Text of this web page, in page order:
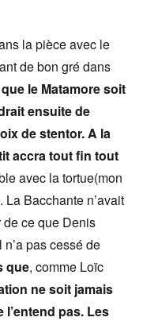
la pièce avec le
de bon gré dans
le Matamore soit
ensuite de
de stentor. A la
accra tout fin tout
avec la tortue(mon
La Bacchante n’avait
de ce que Denis
pas cessé de
que, comme Loïc
ne soit jamais
l’entend pas. Les